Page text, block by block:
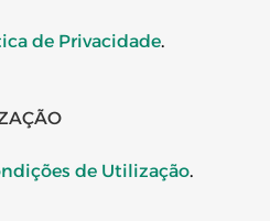
de Privacidade.
de Utilização.